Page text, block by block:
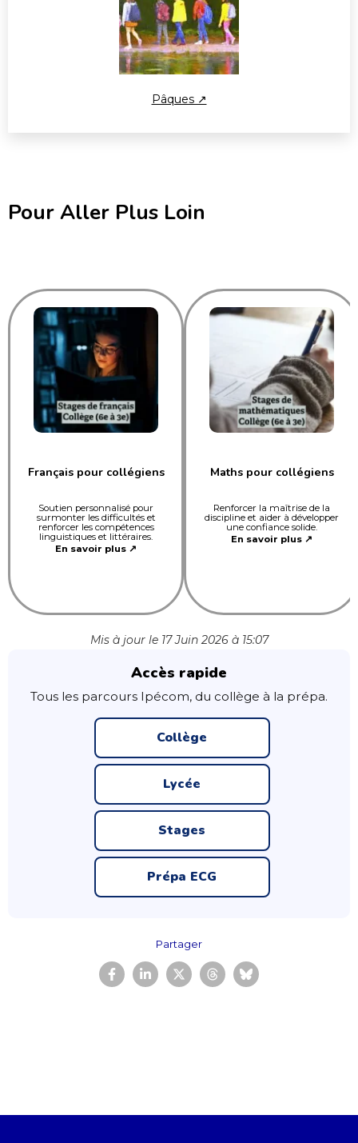
Pâques ↗
Pour Aller Plus Loin
Français pour collégiens
Soutien personnalisé pour
surmonter les difficultés et
renforcer les compétences
linguistiques et littéraires.
En savoir plus ↗
Maths pour collégiens
Renforcer la maîtrise de la
discipline et aider à développer
une confiance solide.
En savoir plus ↗
Mis à jour le 17 Juin 2026 à 15:07
Accès rapide
Tous les parcours Ipécom, du collège à la prépa.
Collège
Lycée
Stages
Prépa ECG
Partager